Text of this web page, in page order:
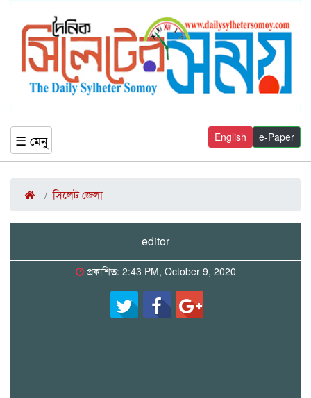
☰ মেনু e-Paper
English
সিলেট জেলা
editor
প্রকাশিত: 2:43 PM, October 9, 2020